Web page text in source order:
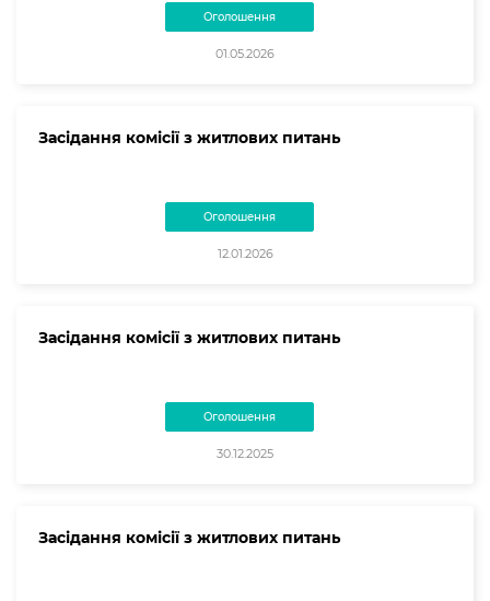
Оголошення
01.05.2026
Засідання комісії з житлових питань
Оголошення
12.01.2026
Засідання комісії з житлових питань
Оголошення
30.12.2025
Засідання комісії з житлових питань